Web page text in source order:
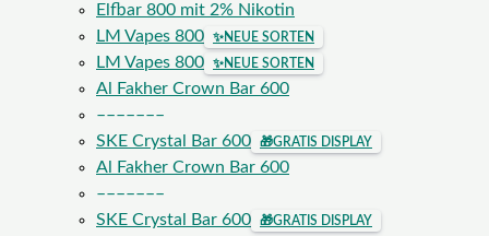
Elfbar 800 mit 2% Nikotin
LM Vapes 800
✨NEUE SORTEN
LM Vapes 800 ✨NEUE SORTEN
Al Fakher Crown Bar 600
–––––––
SKE Crystal Bar 600
🎁GRATIS DISPLAY
Al Fakher Crown Bar 600
–––––––
SKE Crystal Bar 600
🎁GRATIS DISPLAY